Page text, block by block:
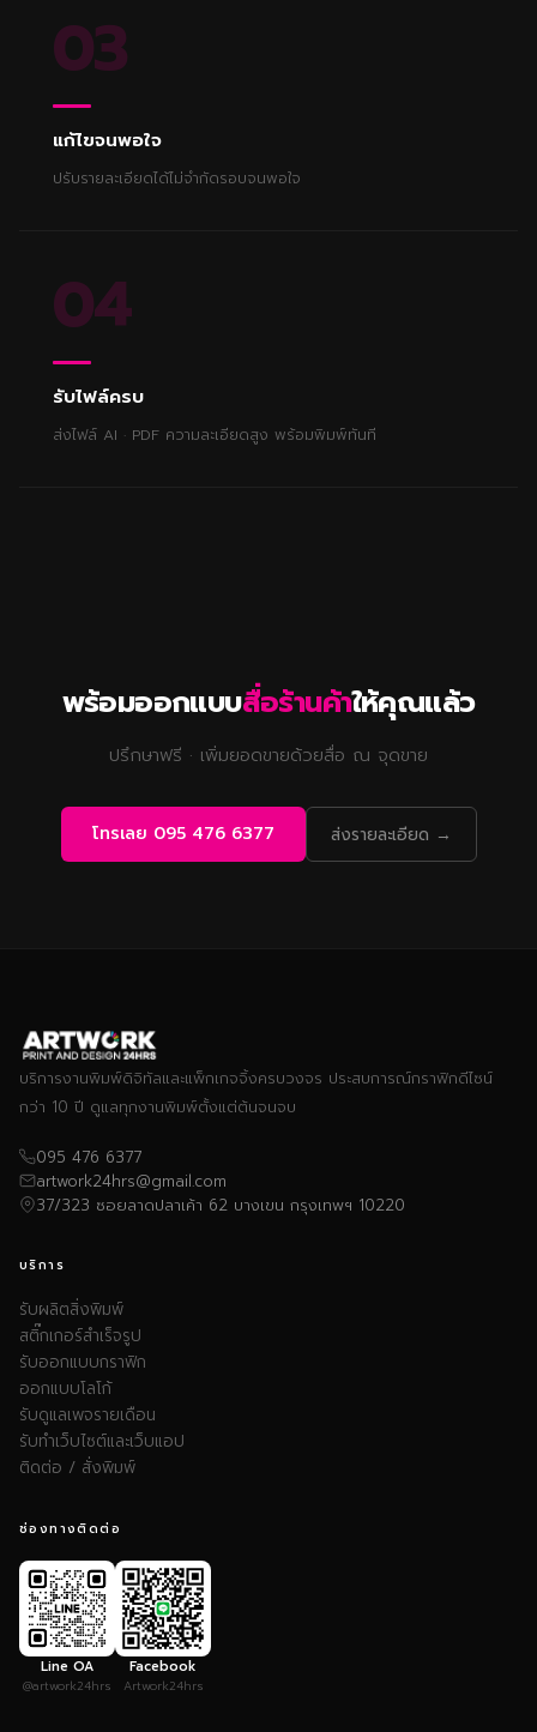
03
แก้ไขจนพอใจ
ปรับรายละเอียดได้ไม่จำกัดรอบจนพอใจ
04
รับไฟล์ครบ
ส่งไฟล์ AI · PDF ความละเอียดสูง พร้อมพิมพ์ทันที
พร้อมออกแบบสื่อร้านค้าให้คุณแล้ว
ปรึกษาฟรี · เพิ่มยอดขายด้วยสื่อ ณ จุดขาย
โทรเลย 095 476 6377 ส่งรายละเอียด →
บริการงานพิมพ์ดิจิทัลและแพ็กเกจจิ้งครบวงจร ประสบการณ์กราฟิกดีไซน์
กว่า 10 ปี ดูแลทุกงานพิมพ์ตั้งแต่ต้นจนจบ
095 476 6377
artwork24hrs@gmail.com
37/323 ซอยลาดปลาเค้า 62 บางเขน กรุงเทพฯ 10220
บริการ
รับผลิตสิ่งพิมพ์
สติ๊กเกอร์สำเร็จรูป
รับออกแบบกราฟิก
ออกแบบโลโก้
รับดูแลเพจรายเดือน
รับทำเว็บไซต์และเว็บแอป
ติดต่อ / สั่งพิมพ์
ช่องทางติดต่อ
Line OA
@artwork24hrs
Facebook
Artwork24hrs